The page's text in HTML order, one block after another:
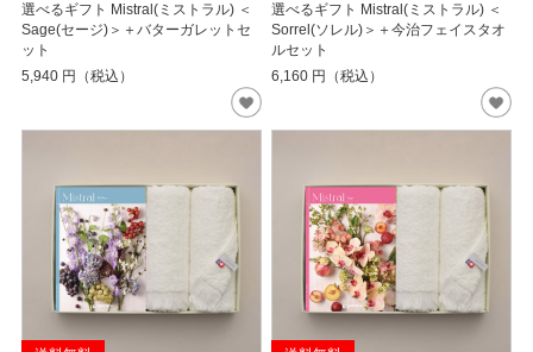
選べるギフト Mistral(ミストラル) ＜
Sage(セージ)＞＋バターガレットセ
ット
5,940 円（税込）
選べるギフト Mistral(ミストラル) ＜
Sorrel(ソレル)＞＋今治フェイスタオ
ルセット
6,160 円（税込）